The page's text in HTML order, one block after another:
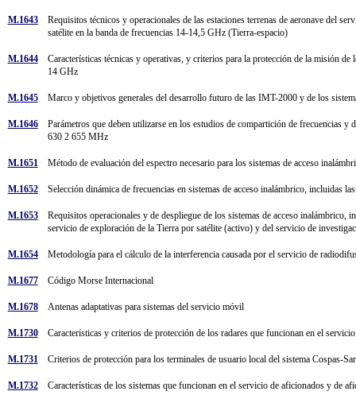
M.1643
Requisitos técnicos y operacionales de las estaciones terrenas de aeronave del
satélite en la banda de frecuencias 14-14,5 GHz (Tierra-espacio)
M.1644
Características técnicas y operativas, y criterios para la protección de la misión
14 GHz
M.1645 Marco y objetivos generales del desarrollo futuro de las IMT-2000 y de los
M.1646
Parámetros que deben utilizarse en los estudios de compartición de frecuencias
630 2 655 MHz
M.1651 Método de evaluación del espectro necesario para los sistemas de acceso
M.1652 Selección dinámica de frecuencias en sistemas de acceso inalámbrico, incluidas
M.1653
Requisitos operacionales y de despliegue de los sistemas de acceso
servicio de exploración de la Tierra por satélite (activo) y del servicio de
M.1654 Metodología para el cálculo de la interferencia causada por el servicio de
M.1677 Código Morse Internacional
M.1678 Antenas adaptativas para sistemas del servicio móvil
M.1730 Características y criterios de protección de los radares que funcionan en el
M.1731 Criterios de protección para los terminales de usuario local del sistema Cospas-
M.1732 Características de los sistemas que funcionan en el servicio de aficionados y de